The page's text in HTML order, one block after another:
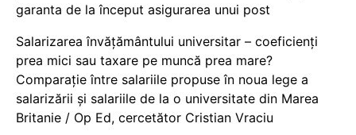
garanta de la început asigurarea unui post
Salarizarea învățământului universitar – coeficienți
prea mici sau taxare pe muncă prea mare?
Comparație între salariile propuse în noua lege a
salarizării și salariile de la o universitate din Marea
Britanie / Op Ed, cercetător Cristian Vraciu